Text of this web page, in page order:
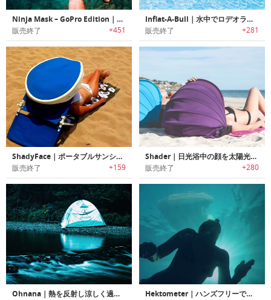
Ninja Mask – GoPro Edition｜水面下でも陸上にいる時と同じように楽に呼吸可能なGoPro対応フルフェィスシュノーケリングマスク「ニンジャマスク」
販売終了 +451
Inflat-A-Bull｜水中でロデオライドが楽しめるプールトイ「インフラッタブル」
販売終了 +281
ShadyFace｜ポータブルサンシェード「シェイディーフェイス」
販売終了 +159
Shader｜日光浴中の顔を太陽光から保護するポータブルサンシェード「シェーダー」
販売終了 +280
Ohnana｜熱を反射し涼しく過ごせる野外音楽フェスに最適なポータブルテント「オナナテント」
Hektometer｜ハンズフリーでスムーズにダイビング可能な膜で構成されたダイビング用ゴーグル「ヘクトメーター」